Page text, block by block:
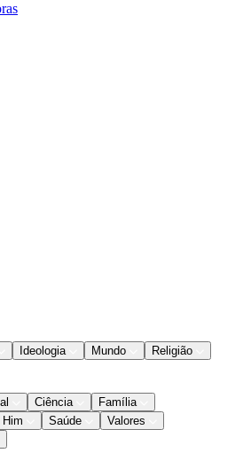
Ideologia Mundo
Religião
Ciência
Família
Saúde
Valores